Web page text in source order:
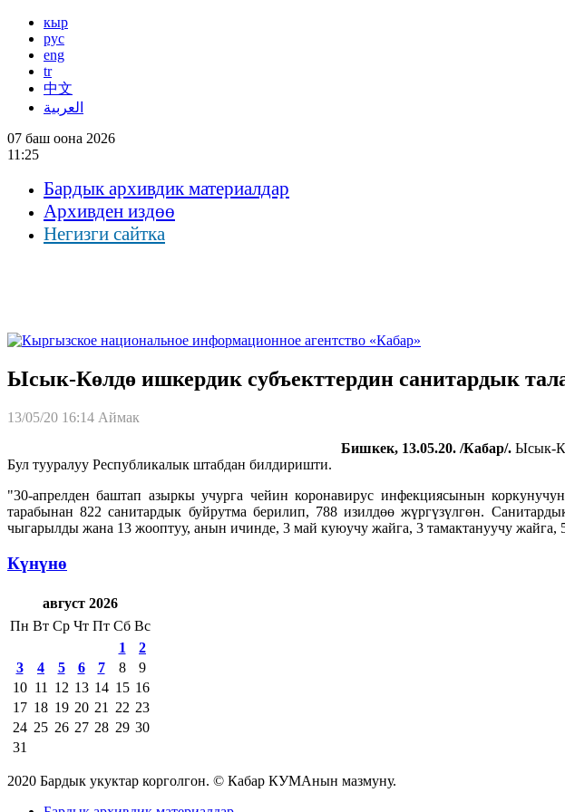
кыр
рус
eng
tr
中文
العربية
07 баш оона 2026
11:25
Бардык архивдик материалдар
Архивден издөө
Негизги сайтка
Ысык-Көлдө ишкердик субъекттердин санитардык
13/05/20 16:14 Аймак
Бишкек, 13.05.20. /Кабар/. Ысык-
Бул тууралуу Республикалык штабдан билдиришти.
"30-апрелден баштап азыркы учурга чейин коронавирус инфекциясынын
тарабынан 822 санитардык буйрутма берилип, 788 изилдөө жүргүзүлгөн.
чыгарылды жана 13 жооптуу, анын ичинде, 3 май куюучу жайга, 3 тамактануучу
Күнүнө
август 2026
Пн Вт Ср Чт Пт Сб Вс
1
2
3
4 5 6 7 8
9
10 11 12 13 14 15 16
17 18 19 20 21 22 23
24 25 26 27 28 29 30
31
2020 Бардык укуктар корголгон. © Кабар КУМАнын мазмуну.